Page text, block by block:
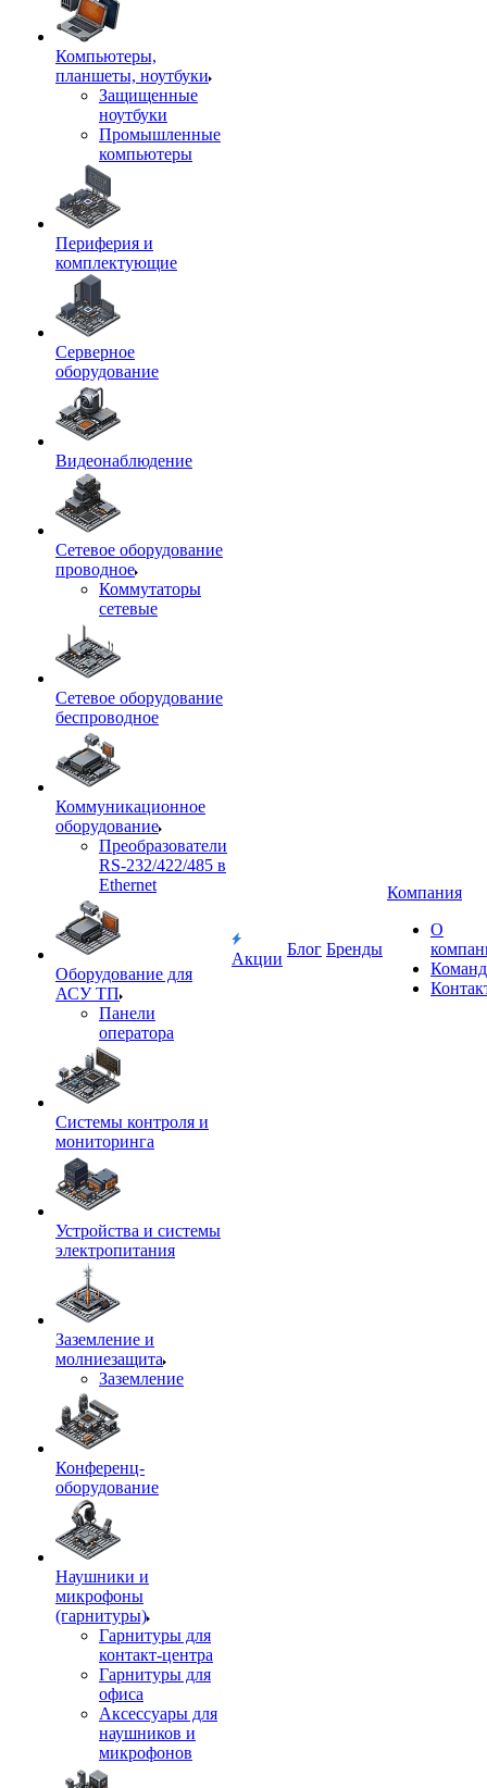
Компьютеры,
планшеты, ноутбуки
Защищенные
ноутбуки
Промышленные
компьютеры
Периферия и
комплектующие
Серверное
оборудование
Видеонаблюдение
Сетевое оборудование
проводное
Коммутаторы
сетевые
Сетевое оборудование
беспроводное
Коммуникационное
оборудование
Преобразователи
RS-232/422/485 в
Ethernet
Оборудование для
АСУ ТП
Панели
оператора
Системы контроля и
мониторинга
Устройства и системы
электропитания
Заземление и
молниезащита
Заземление
Конференц-
оборудование
Наушники и
микрофоны
(гарнитуры)
Гарнитуры для
контакт-центра
Гарнитуры для
офиса
Аксессуары для
наушников и
микрофонов
Акции
Блог Бренды
Компания
О